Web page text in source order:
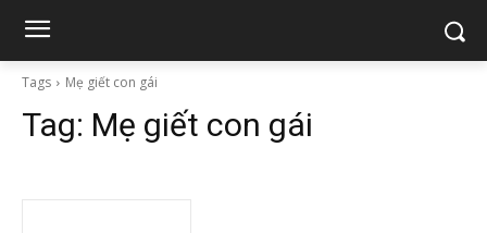
Tags Mẹ giết con gái
Tag: Mẹ giết con gái